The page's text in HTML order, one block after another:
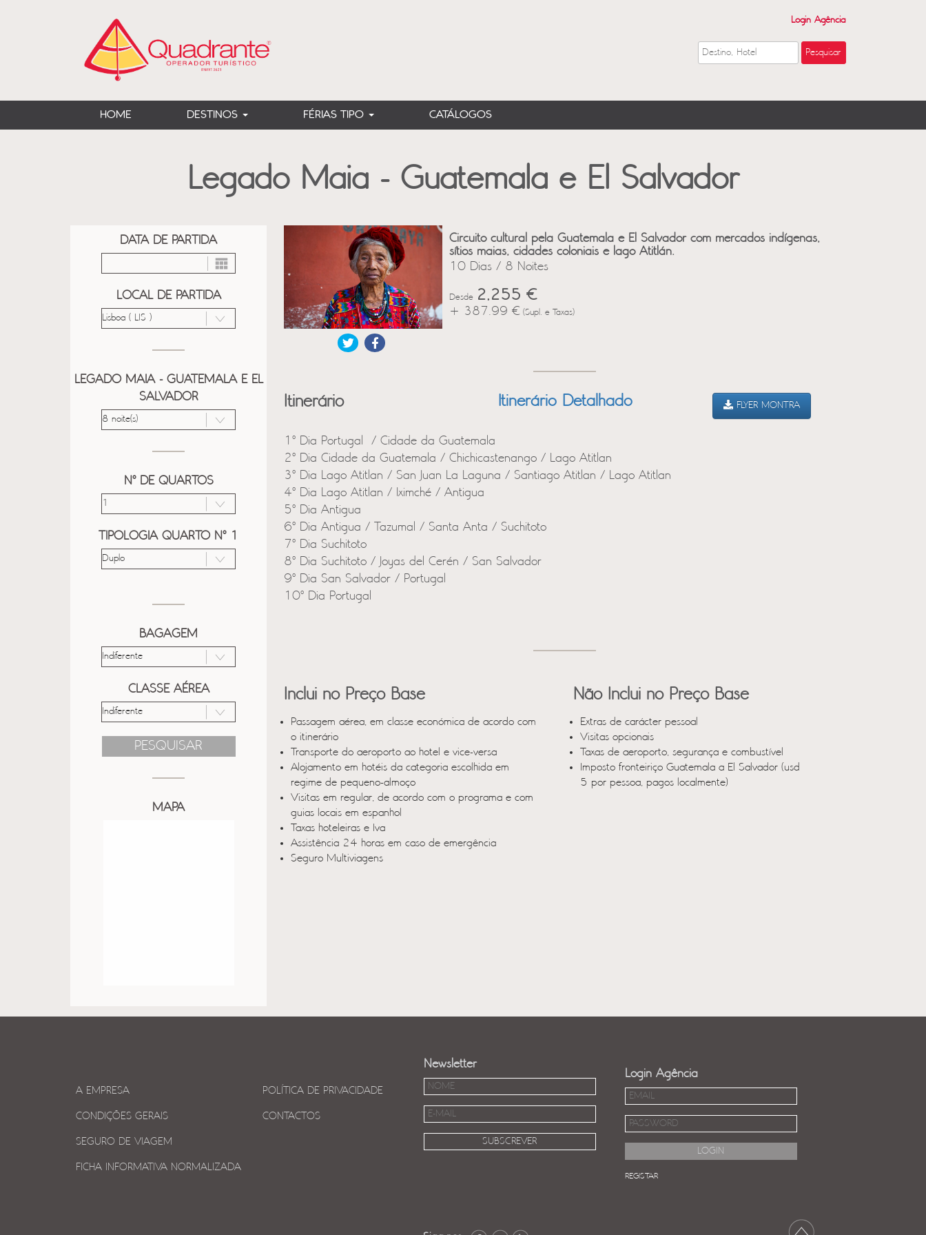
Login Agência
HOME DESTINOS FÉRIAS TIPO CATÁLOGOS
Legado Maia - Guatemala e El Salvador
DATA DE PARTIDA
LOCAL DE PARTIDA
LEGADO MAIA - GUATEMALA E EL
SALVADOR
Nº DE QUARTOS
TIPOLOGIA QUARTO Nº 1
BAGAGEM
CLASSE AÉREA
PESQUISAR
MAPA
Circuito cultural pela Guatemala e El Salvador com mercados indígenas,
sítios maias, cidades coloniais e lago Atitlán.
10 Dias / 8 Noites
Desde 2,255 €
+ 387.99 € (Supl. e Taxas)
Itinerário Itinerário Detalhado FLYER MONTRA
1º Dia Portugal / Cidade da Guatemala
2º Dia Cidade da Guatemala / Chichicastenango / Lago Atitlan
3º Dia Lago Atitlan / San Juan La Laguna / Santiago Atitlan / Lago Atitlan
4º Dia Lago Atitlan / Iximché / Antigua
5º Dia Antigua
6º Dia Antigua / Tazumal / Santa Anta / Suchitoto
7º Dia Suchitoto
8º Dia Suchitoto / Joyas del Cerén / San Salvador
9º Dia San Salvador / Portugal
10º Dia Portugal
Inclui no Preço Base
Passagem aérea, em classe económica de acordo com
o itinerário
Transporte do aeroporto ao hotel e vice-versa
Alojamento em hotéis da categoria escolhida em
regime de pequeno-almoço
Visitas em regular, de acordo com o programa e com
guias locais em espanhol
Taxas hoteleiras e Iva
Assistência 24 horas em caso de emergência
Seguro Multiviagens
Não Inclui no Preço Base
Extras de carácter pessoal
Visitas opcionais
Taxas de aeroporto, segurança e combustível
Imposto fronteiriço Guatemala a El Salvador (usd
5 por pessoa, pagos localmente)
A EMPRESA
CONDIÇÕES GERAIS
SEGURO DE VIAGEM
FICHA INFORMATIVA NORMALIZADA
POLÍTICA DE PRIVACIDADE
CONTACTOS
Newsletter
Login Agência
REGISTAR